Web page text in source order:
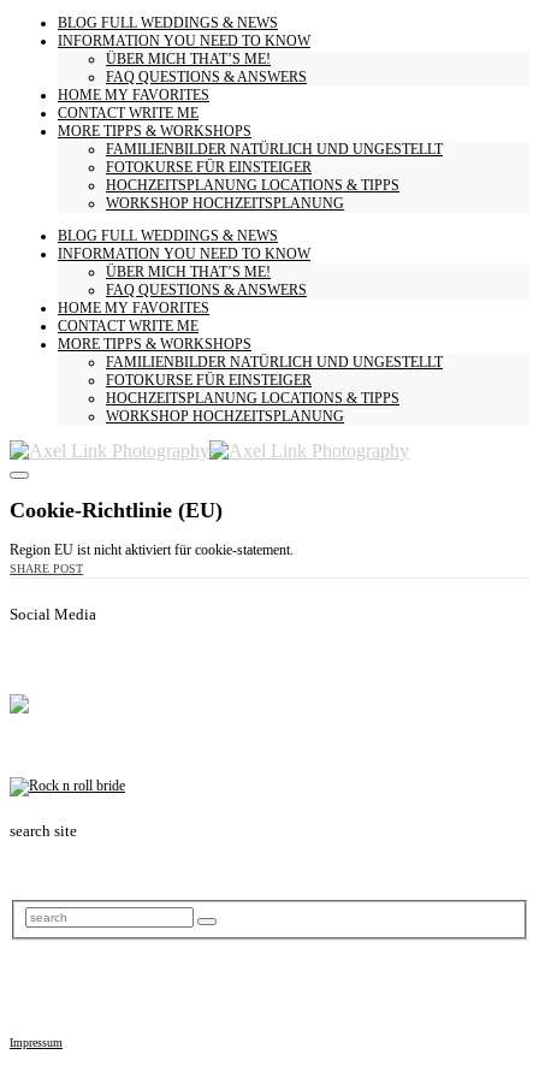
BLOG FULL WEDDINGS & NEWS
INFORMATION YOU NEED TO KNOW
ÜBER MICH THAT’S ME!
FAQ QUESTIONS & ANSWERS
HOME MY FAVORITES
CONTACTWRITE ME
MORE TIPPS & WORKSHOPS
FAMILIENBILDER NATÜRLICH UND UNGESTELLT
FOTOKURSE FÜR EINSTEIGER
HOCHZEITSPLANUNG LOCATIONS & TIPPS
WORKSHOP HOCHZEITSPLANUNG
BLOG FULL WEDDINGS & NEWS
INFORMATION YOU NEED TO KNOW
ÜBER MICH THAT’S ME!
FAQ QUESTIONS & ANSWERS
HOME MY FAVORITES
CONTACTWRITE ME
MORE TIPPS & WORKSHOPS
FAMILIENBILDER NATÜRLICH UND UNGESTELLT
FOTOKURSE FÜR EINSTEIGER
HOCHZEITSPLANUNG LOCATIONS & TIPPS
WORKSHOP HOCHZEITSPLANUNG
Cookie-Richtlinie (EU)
Region EU ist nicht aktiviert für cookie-statement.
SHARE POST
Social Media
search site
Impressum